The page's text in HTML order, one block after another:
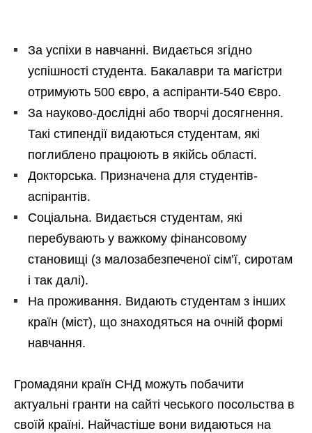
За успіхи в навчанні. Видається згідно
успішності студента. Бакалаври та магістри
отримують 500 євро, а аспіранти-540 Євро.
За науково-дослідні або творчі досягнення.
Такі стипендії видаються студентам, які
поглиблено працюють в якійсь області.
Докторська. Призначена для студентів-
аспірантів.
Соціальна. Видається студентам, які
перебувають у важкому фінансовому
становищі (з малозабезпеченої сім’ї, сиротам
і так далі).
На проживання. Видають студентам з інших
країн (міст), що знаходяться на очній формі
навчання.
Громадяни країн СНД можуть побачити
актуальні гранти на сайті чеського посольства в
своїй країні. Найчастіше вони видаються на